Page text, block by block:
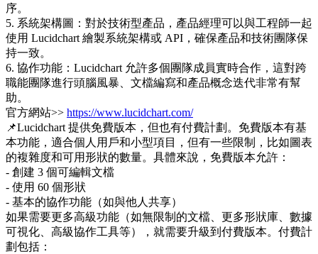
序。
5. 系統架構圖：對於技術型產品，產品經理可以與工程師一起
使用 Lucidchart 繪製系統架構或 API，確保產品和技術團隊保
持一致。
6. 協作功能：Lucidchart 允許多個團隊成員實時合作，這對跨
職能團隊進行頭腦風暴、文檔編寫和產品概念迭代非常有幫
助。
官方網站>> https://www.lucidchart.com/
📌Lucidchart 提供免費版本，但也有付費計劃。免費版本有基
本功能，適合個人用戶和小型項目，但有一些限制，比如圖表
的複雜度和可用形狀的數量。具體來說，免費版本允許：
- 創建 3 個可編輯文檔
- 使用 60 個形狀
- 基本的協作功能（如與他人共享）
如果需要更多高級功能（如無限制的文檔、更多形狀庫、數據
可視化、高級協作工具等），就需要升級到付費版本。付費計
劃包括：